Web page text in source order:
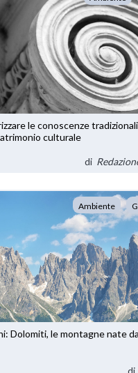
le conoscenze
culturale
di
Ambiente
Dolomiti, le montagne nate
di